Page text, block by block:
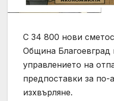
С 34 800 нови
Община
управлението на
предпоставки за по-
изхвърляне.